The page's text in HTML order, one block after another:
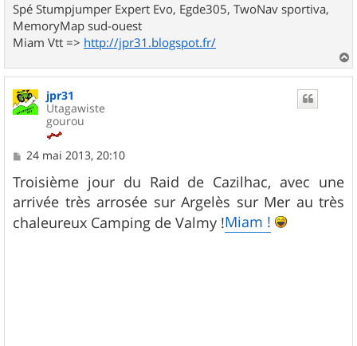
Spé Stumpjumper Expert Evo, Egde305, TwoNav sportiva,
MemoryMap sud-ouest
Miam Vtt => http://jpr31.blogspot.fr/
a
jpr31
Utagawiste
gourou
M
s
s
a
g
e
24 mai 2013, 20:10
Troisième jour du Raid de Cazilhac, avec une
arrivée très arrosée sur Argelès sur Mer au très
chaleureux Camping de Valmy !Miam !